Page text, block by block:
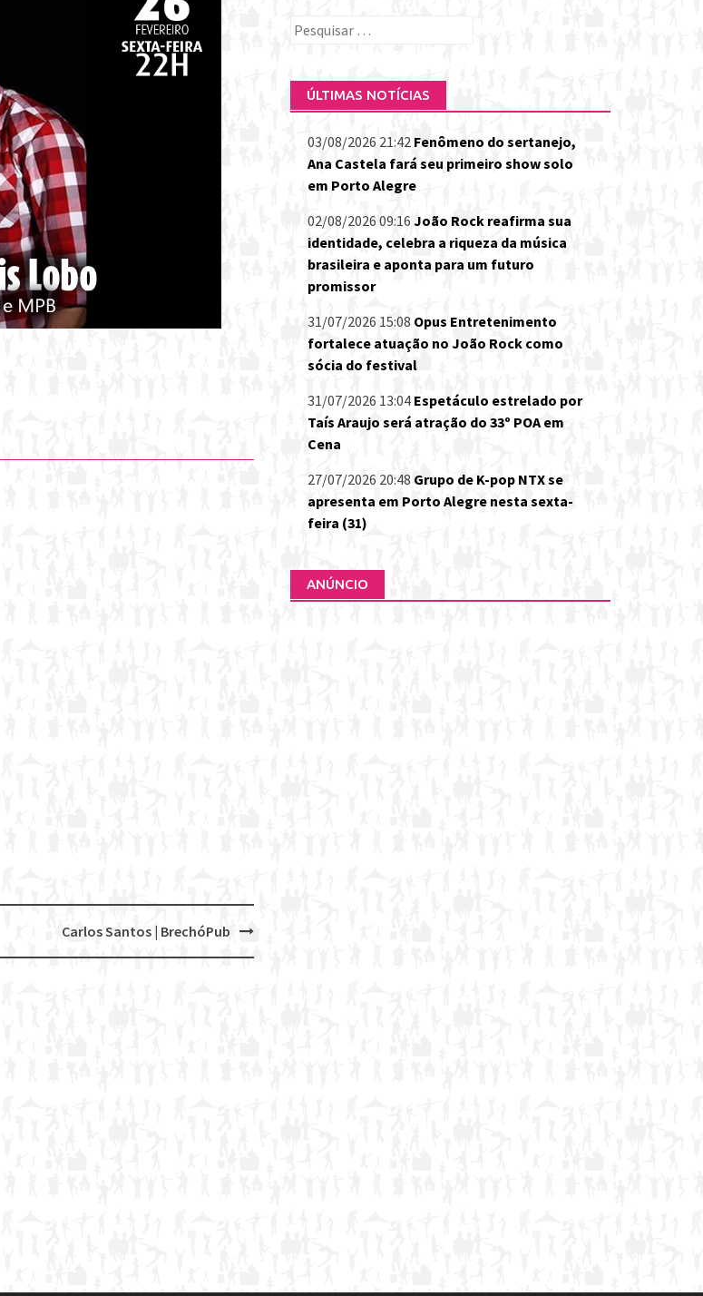
Carlos Santos | BrechóPub
Pesquisar
ÚLTIMAS NOTÍCIAS
03/08/2026 21:42 Fenômeno do sertanejo,
Ana Castela fará seu primeiro show solo
em Porto Alegre
02/08/2026 09:16 João Rock reafirma sua
identidade, celebra a riqueza da música
brasileira e aponta para um futuro
promissor
31/07/2026 15:08 Opus Entretenimento
fortalece atuação no João Rock como
sócia do festival
31/07/2026 13:04 Espetáculo estrelado por
Taís Araujo será atração do 33º POA em
Cena
27/07/2026 20:48 Grupo de K-pop NTX se
apresenta em Porto Alegre nesta sexta-
feira (31)
ANÚNCIO